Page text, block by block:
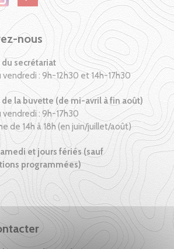
nous
secrétariat
vendredi : 9h-12h30 et 14h-17h30
la buvette (de mi-avril à fin août)
vendredi : 9h-17h30
de 14h à 18h (en juin/juillet/août)
et jours fériés (sauf
programmées)